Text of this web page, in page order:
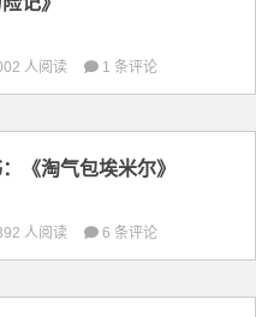
人阅读 1 条评论
《淘气包埃米尔》
人阅读 6 条评论